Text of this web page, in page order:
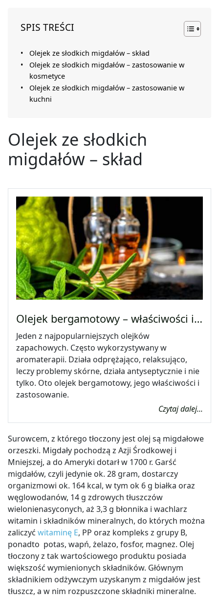
SPIS TREŚCI
Olejek ze słodkich migdałów – skład
Olejek ze słodkich migdałów – zastosowanie w
kosmetyce
Olejek ze słodkich migdałów – zastosowanie w
kuchni
Olejek ze słodkich
migdałów – skład
Olejek bergamotowy – właściwości i…
Jeden z najpopularniejszych olejków
zapachowych. Często wykorzystywany w
aromaterapii. Działa odprężająco, relaksująco,
leczy problemy skórne, działa antyseptycznie i nie
tylko. Oto olejek bergamotowy, jego właściwości i
zastosowanie.
Czytaj dalej...
Surowcem, z którego tłoczony jest olej są migdałowe
orzeszki. Migdały pochodzą z Azji Środkowej i
Mniejszej, a do Ameryki dotarł w 1700 r. Garść
migdałów, czyli jedynie ok. 28 gram, dostarczy
organizmowi ok. 164 kcal, w tym ok 6 g białka oraz
węglowodanów, 14 g zdrowych tłuszczów
wielonienasyconych, aż 3,3 g błonnika i wachlarz
witamin i składników mineralnych, do których można
zaliczyć witaminę E, PP oraz kompleks z grupy B,
ponadto potas, wapń, żelazo, fosfor, magnez. Olej
tłoczony z tak wartościowego produktu posiada
większość wymienionych składników. Głównym
składnikiem odżywczym uzyskanym z migdałów jest
tłuszcz, a w nim rozpuszczone składniki mineralne.